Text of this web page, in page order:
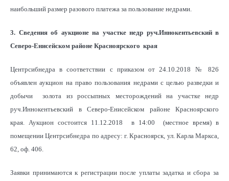
наибольший размер разового платежа за пользование недрами.
3. Сведения об аукционе на участке недр руч.Иннокентьевский в
Северо-Енисейском районе Красноярского края
Центрсибнедра в соответствии с приказом от 24.10.2018 № 826
объявлен аукцион на право пользования недрами с целью разведки и
добычи золота из россыпных месторождений на участке недр
руч.Иннокентьевский в Северо-Енисейском районе Красноярского
края. Аукцион состоится 11.12.2018 в 14:00 (местное время) в
помещении Центрсибнедра по адресу: г. Красноярск, ул. Карла Маркса,
62, оф. 406.
Заявки принимаются к регистрации после уплаты задатка и сбора за